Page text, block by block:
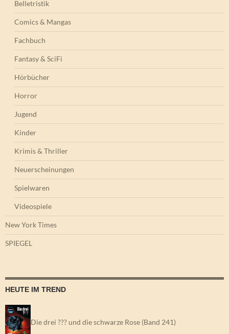
Belletristik
Comics & Mangas
Fachbuch
Fantasy & SciFi
Hörbücher
Horror
Jugend
Kinder
Krimis & Thriller
Neuerscheinungen
Spielwaren
Videospiele
New York Times
SPIEGEL
HEUTE IM TREND
Die drei ??? und die schwarze Rose (Band 241)